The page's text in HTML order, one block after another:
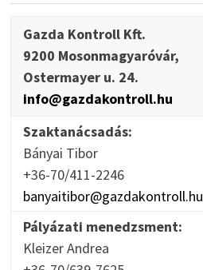
Gazda Kontroll Kft.
9200 Mosonmagyaróvár,
Ostermayer u. 24.
info@gazdakontroll.hu
Szaktanácsadás:
Bányai Tibor
+36-70/411-2246
banyaitibor@gazdakontroll.hu
Pályázati menedzsment:
Kleizer Andrea